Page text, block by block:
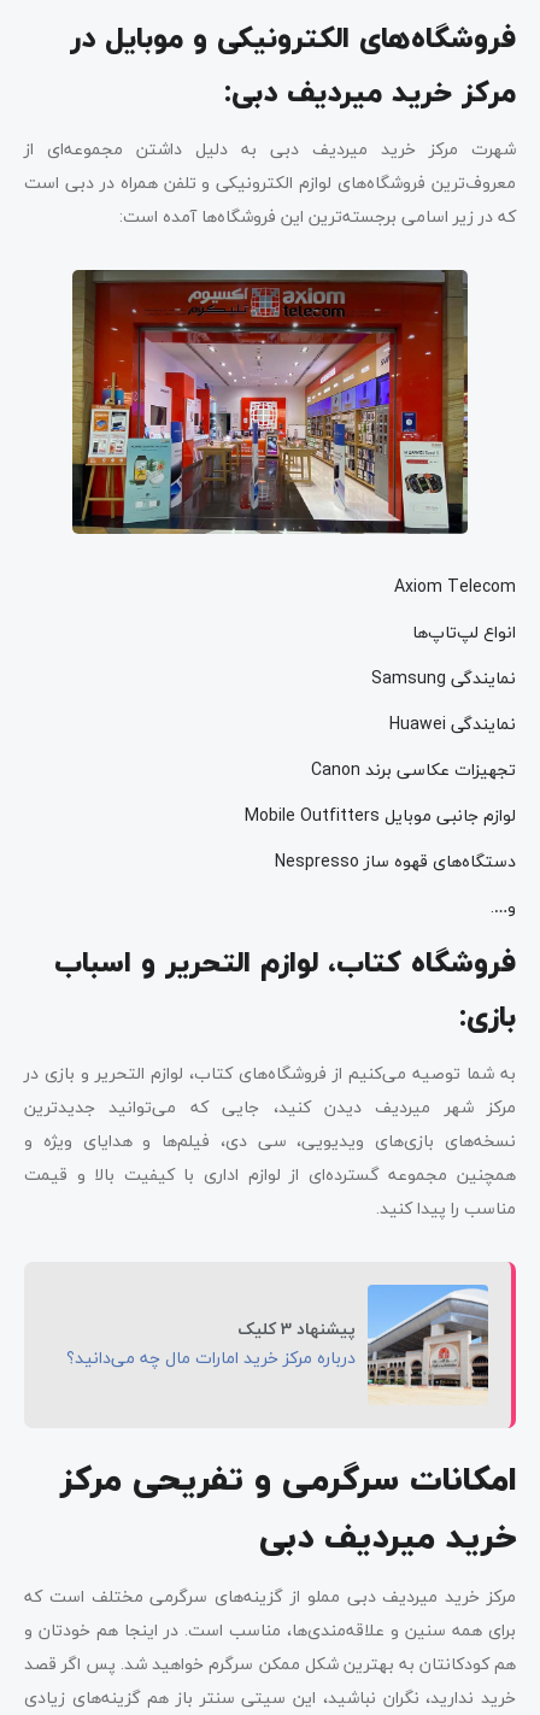
فروشگاه‌های الکترونیکی و موبایل در
مرکز خرید میردیف دبی:
شهرت مرکز خرید میردیف دبی به دلیل داشتن مجموعه‌ای از
معروف‌ترین فروشگاه‌های لوازم الکترونیکی و تلفن همراه در دبی است
که در زیر اسامی برجسته‌ترین این فروشگاه‌ها آمده است:
Axiom Telecom
انواع لپ‌تاپ‌ها
نمایندگی Samsung
نمایندگی Huawei
تجهیزات عکاسی برند Canon
لوازم جانبی موبایل Mobile Outfitters
دستگاه‌های قهوه ساز Nespresso
و….
فروشگاه کتاب، لوازم التحریر و اسباب
بازی:
به شما توصیه می‌کنیم از فروشگاه‌های کتاب، لوازم التحریر و بازی در
مرکز شهر میردیف دیدن کنید، جایی که می‌توانید جدیدترین
نسخه‌های بازی‌های ویدیویی، سی دی، فیلم‌ها و هدایای ویژه و
همچنین مجموعه گسترده‌ای از لوازم اداری با کیفیت بالا و قیمت
مناسب را پیدا کنید.
پیشنهاد 3 کلیک
درباره مرکز خرید امارات مال چه می‌دانید؟
امکانات سرگرمی و تفریحی مرکز
خرید میردیف دبی
مرکز خرید میردیف دبی مملو از گزینه‌های سرگرمی مختلف است که
برای همه سنین و علاقه‌مندی‌ها، مناسب است. در اینجا هم خودتان و
هم کودکانتان به بهترین شکل ممکن سرگرم خواهید شد. پس اگر قصد
خرید ندارید، نگران نباشید، این سیتی سنتر باز هم گزینه‌های زیادی